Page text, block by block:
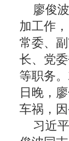
廖俊波
加工作
常委、
长、党
等职务
日晚，
车祸，
习近平